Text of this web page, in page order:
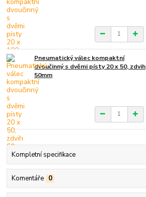
Pneumatický válec kompaktní
dvoučinný s dvěmi písty 20 x 50, zdvih
50mm
Kompletní specifikace
Komentáře 0